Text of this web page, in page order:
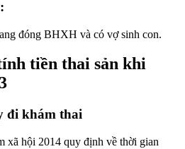
đóng BHXH và có vợ sinh con.
tiền thai sản khi
đi khám thai
xã hội 2014 quy định về thời gian